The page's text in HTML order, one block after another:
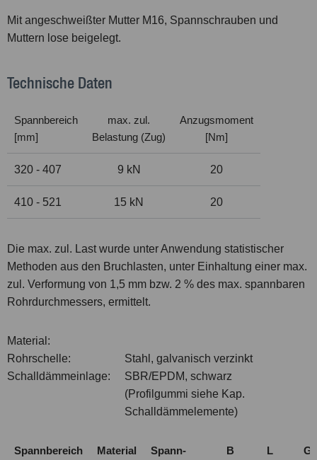
Mit angeschweißter Mutter M16, Spannschrauben und
Muttern lose beigelegt.
Technische Daten
Spannbereich
[mm]
max. zul.
Belastung (Zug)
Anzugsmoment
[Nm]
320 - 407 9 kN 20
410 - 521 15 kN 20
Die max. zul. Last wurde unter Anwendung statistischer
Methoden aus den Bruchlasten, unter Einhaltung einer max.
zul. Verformung von 1,5 mm bzw. 2 % des max. spannbaren
Rohrdurchmessers, ermittelt.
Material:
Rohrschelle:
Stahl, galvanisch verzinkt
Schalldämmeinlage:
SBR/EPDM, schwarz
(Profilgummi siehe Kap.
Schalldämmelemente)
Spannbereich
Material
Spann-
B
L
G